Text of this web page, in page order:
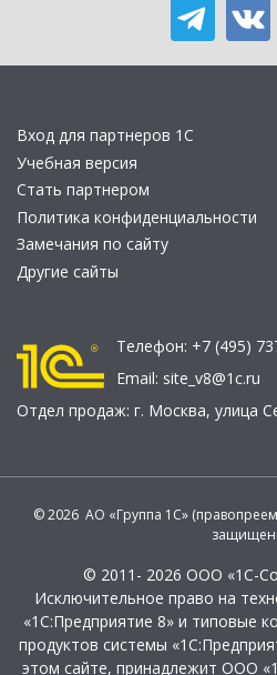
Вход для партнеров 1С
Учебная версия
Стать партнером
Политика конфиденциальности
Замечания по сайту
Другие сайты
Телефон: +7 (495)
Email: site_v8@1c.ru
Отдел продаж: г. Москва, улица
© 2026 АО «Группа 1С»
© 2011- 2026 ООО «1С-
Исключительное право на
«1С:Предприятие 8» и типовые
продуктов системы
этом сайте, принадлежит ООО